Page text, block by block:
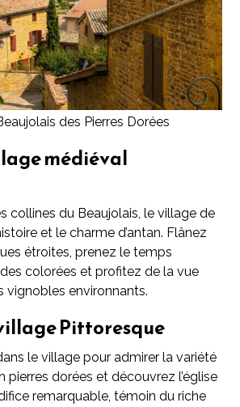
des Pierres Dorées
médiéval
collines du Beaujolais, le village de
et le charme d’antan. Flânez
étroites, prenez le temps
colorées et profitez de la vue
vignobles environnants.
Pittoresque
le village pour admirer la variété
pierres dorées et découvrez l’église
remarquable, témoin du riche